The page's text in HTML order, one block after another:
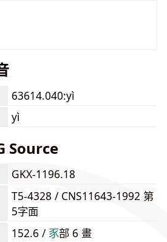
63614.040:yì
yì
Source
GKX-1196.18
T5-4328 / CNS11643-1992 第
5字面
152.6 /⾗部 6 畫